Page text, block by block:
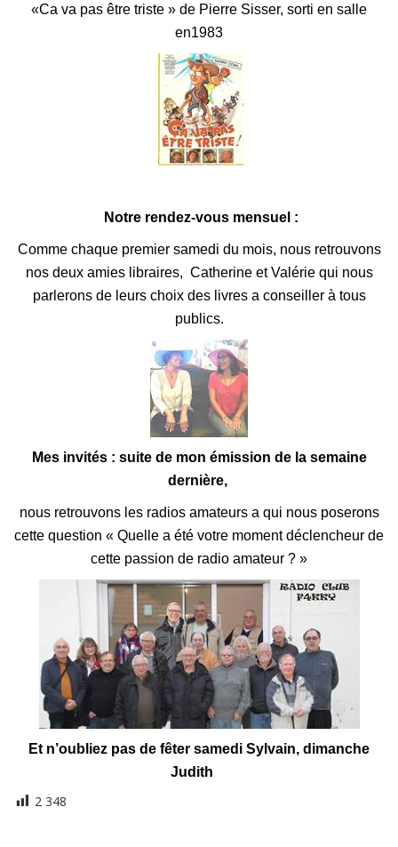
«Ca va pas être triste » de Pierre Sisser, sorti en salle
en1983
Notre rendez-vous mensuel :
Comme chaque premier samedi du mois, nous retrouvons
nos deux amies libraires, Catherine et Valérie qui nous
parlerons de leurs choix des livres a conseiller à tous
publics.
Mes invités : suite de mon émission de la semaine
dernière,
nous retrouvons les radios amateurs a qui nous poserons
cette question « Quelle a été votre moment déclencheur de
cette passion de radio amateur ? »
Et n’oubliez pas de fêter samedi Sylvain, dimanche
Judith
2 348